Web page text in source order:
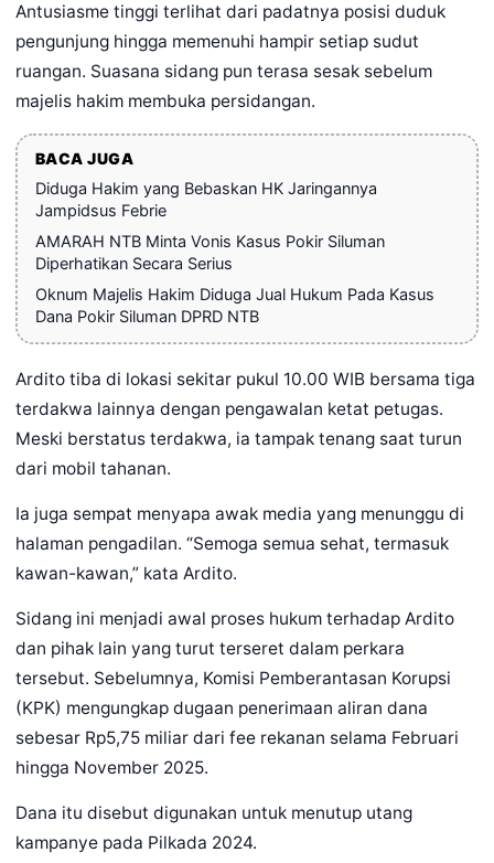
Antusiasme tinggi terlihat dari padatnya posisi duduk
pengunjung hingga memenuhi hampir setiap sudut
ruangan. Suasana sidang pun terasa sesak sebelum
majelis hakim membuka persidangan.
BACA JUGA
Diduga Hakim yang Bebaskan HK Jaringannya
Jampidsus Febrie
AMARAH NTB Minta Vonis Kasus Pokir Siluman
Diperhatikan Secara Serius
Oknum Majelis Hakim Diduga Jual Hukum Pada Kasus
Dana Pokir Siluman DPRD NTB
Ardito tiba di lokasi sekitar pukul 10.00 WIB bersama tiga
terdakwa lainnya dengan pengawalan ketat petugas.
Meski berstatus terdakwa, ia tampak tenang saat turun
dari mobil tahanan.
Ia juga sempat menyapa awak media yang menunggu di
halaman pengadilan. “Semoga semua sehat, termasuk
kawan-kawan,” kata Ardito.
Sidang ini menjadi awal proses hukum terhadap Ardito
dan pihak lain yang turut terseret dalam perkara
tersebut. Sebelumnya, Komisi Pemberantasan Korupsi
(KPK) mengungkap dugaan penerimaan aliran dana
sebesar Rp5,75 miliar dari fee rekanan selama Februari
hingga November 2025.
Dana itu disebut digunakan untuk menutup utang
kampanye pada Pilkada 2024.